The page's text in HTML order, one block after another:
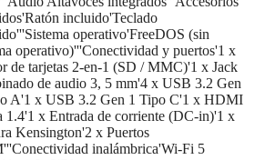
incluido'Teclado
operativo'FreeDOS (sin
operativo)'''Conectividad y puertos'1 x
de tarjetas 2-en-1 (SD / MMC)'1 x Jack
de audio 3, 5 mm'4 x USB 3.2 Gen
A'1 x USB 3.2 Gen 1 Tipo C'1 x HDMI
1.4'1 x Entrada de corriente (DC-in)'1 x
Kensington'2 x Puertos
inalámbrica'Wi-Fi 5